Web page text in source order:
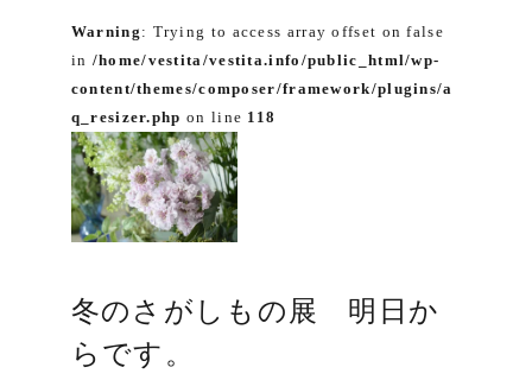
Warning : Trying to access array offset on false
in /home/vestita/vestita.info/public_html/wp-
content/themes/composer/framework/plugins/a
q_resizer.php on line 118
冬のさがしもの展 明日か
らです。